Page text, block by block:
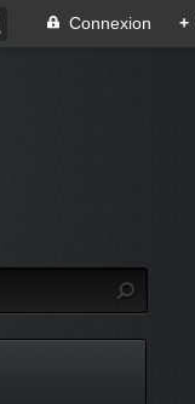
Connexion +